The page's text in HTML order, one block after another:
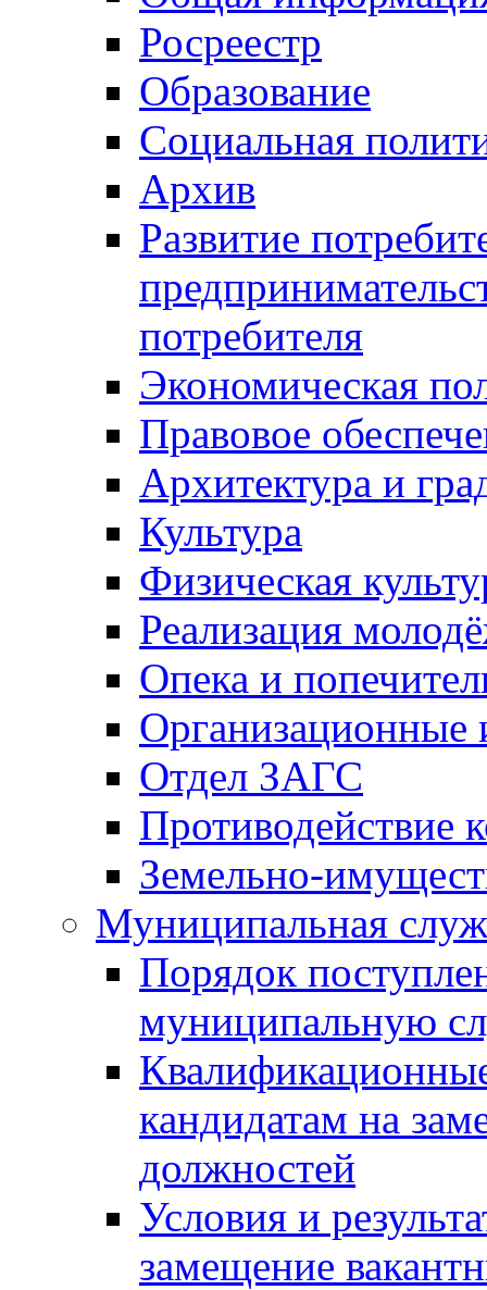
Росреестр
Образование
Социальная
Архив
Развитие
потребителя
Экономическая
Правовое
Архитектура и
Культура
Физическая
Реализация
Опека и
Отдел ЗАГС
Противодействие
Земельно-
Муниципальная
Порядок
муниципальную
кандидатам на
должностей
Условия и
замещение